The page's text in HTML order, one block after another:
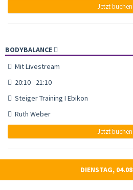
Jetzt buchen
BODYBALANCE
Mit Livestream
20:10 - 21:10
Steiger Training I Ebikon
Ruth Weber
Jetzt buchen
DIENSTAG,